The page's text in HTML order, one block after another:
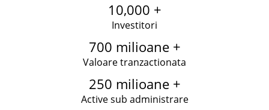
10,000 +
Investitori
700 milioane +
Valoare tranzactionata
250 milioane +
Active sub administrare